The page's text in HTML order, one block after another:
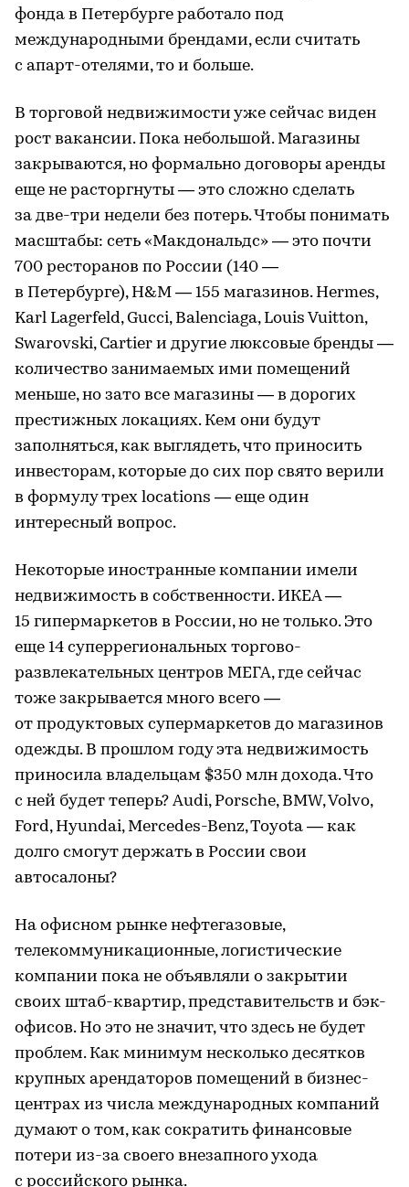
фонда в Петербурге работало под
международными брендами, если считать
с апарт-отелями, то и больше.
В торговой недвижимости уже сейчас виден
рост вакансии. Пока небольшой. Магазины
закрываются, но формально договоры аренды
еще не расторгнуты — это сложно сделать
за две-три недели без потерь. Чтобы понимать
масштабы: сеть «Макдональдс» — это почти
700 ресторанов по России (140 —
в Петербурге), H&M — 155 магазинов. Hermes,
Karl Lagerfeld, Gucci, Balenciaga, Louis Vuitton,
Swarovski, Cartier и другие люксовые бренды —
количество занимаемых ими помещений
меньше, но зато все магазины — в дорогих
престижных локациях. Кем они будут
заполняться, как выглядеть, что приносить
инвесторам, которые до сих пор свято верили
в формулу трех locations — еще один
интересный вопрос.
Некоторые иностранные компании имели
недвижимость в собственности. ИКЕА —
15 гипермаркетов в России, но не только. Это
еще 14 суперрегиональных торгово-
развлекательных центров МЕГА, где сейчас
тоже закрывается много всего —
от продуктовых супермаркетов до магазинов
одежды. В прошлом году эта недвижимость
приносила владельцам $350 млн дохода. Что
с ней будет теперь? Audi, Porsche, BMW, Volvo,
Ford, Hyundai, Mercedes-Benz, Toyota — как
долго смогут держать в России свои
автосалоны?
На офисном рынке нефтегазовые,
телекоммуникационные, логистические
компании пока не объявляли о закрытии
своих штаб-квартир, представительств и бэк-
офисов. Но это не значит, что здесь не будет
проблем. Как минимум несколько десятков
крупных арендаторов помещений в бизнес-
центрах из числа международных компаний
думают о том, как сократить финансовые
потери из-за своего внезапного ухода
с российского рынка.